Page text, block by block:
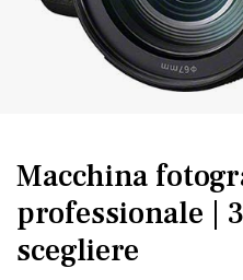
Macchina
professionale |
scegliere